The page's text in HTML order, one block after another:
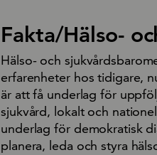
Fakta/Hälso-
Hälso- och
erfarenheter hos tidigare,
är att få underlag för
sjukvård, lokalt och
underlag för demokratisk
planera, leda och styra